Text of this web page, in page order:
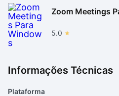
Zoom Meetings
5.0
Informações Técnicas
Plataforma